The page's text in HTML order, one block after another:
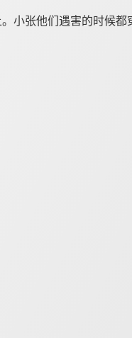
小张他们遇害的时候